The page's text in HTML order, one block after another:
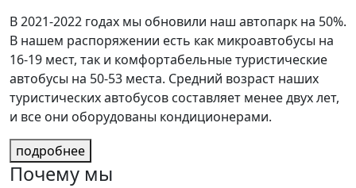
В 2021-2022 годах мы обновили наш автопарк на 50%.
В нашем распоряжении есть как микроавтобусы на
16-19 мест, так и комфортабельные туристические
автобусы на 50-53 места. Средний возраст наших
туристических автобусов составляет менее двух лет,
и все они оборудованы кондиционерами.
подробнее
Почему мы